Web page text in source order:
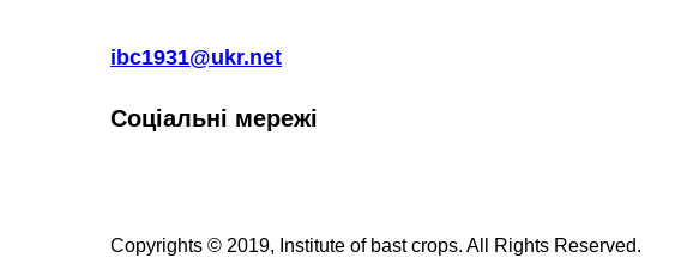
ibc1931@ukr.net
Соціальні мережі
Copyrights © 2019, Institute of bast crops. All Rights Reserved.